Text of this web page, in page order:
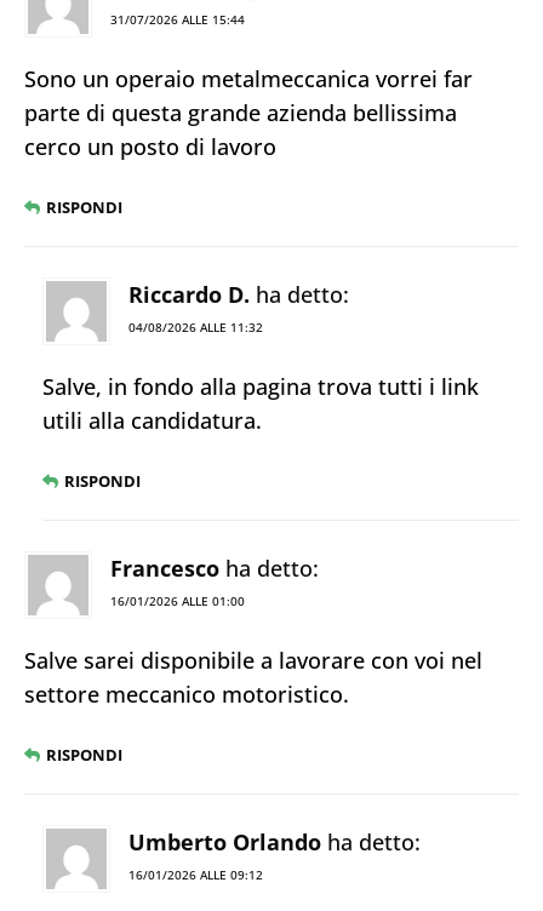
31/07/2026 ALLE 15:44
Sono un operaio metalmeccanica vorrei far
parte di questa grande azienda bellissima
cerco un posto di lavoro
RISPONDI
Riccardo D. ha detto:
04/08/2026 ALLE 11:32
Salve, in fondo alla pagina trova tutti i link
utili alla candidatura.
RISPONDI
Francesco ha detto:
16/01/2026 ALLE 01:00
Salve sarei disponibile a lavorare con voi nel
settore meccanico motoristico.
RISPONDI
Umberto Orlando ha detto:
16/01/2026 ALLE 09:12